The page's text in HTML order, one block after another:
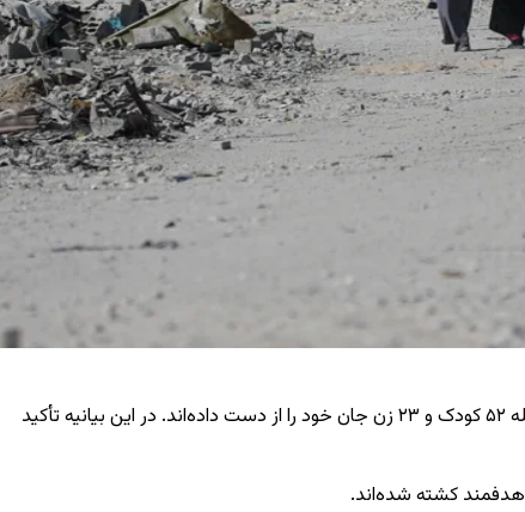
دفتر رسانه‌ای دولت فلسطین در غزه با انتشار بیانیه‌ای اعلام کرد که در پی حملات ارتش اسرائیل که با نقض آتش‌بس انجام شد، ۱۰۹ فلسطینی از جمله ۵۲ کودک و ۲۳ زن جان خود را از دست داده‌اند. در این بیانیه تأکید